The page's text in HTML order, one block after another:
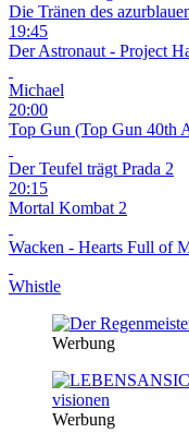
Die Tränen des
19:45
Der Astronaut - Project
Michael
20:00
Top Gun (Top Gun 40th
Der Teufel trägt Prada 2
20:15
Mortal Kombat 2
Wacken - Hearts Full of
Whistle
Werbung
Werbung